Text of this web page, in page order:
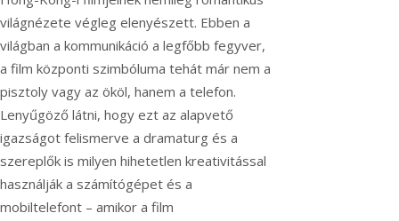
világnézete végleg elenyészett. Ebben a
világban a kommunikáció a legfőbb fegyver,
a film központi szimbóluma tehát már nem a
pisztoly vagy az ököl, hanem a telefon.
Lenyűgöző látni, hogy ezt az alapvető
igazságot felismerve a dramaturg és a
szereplők is milyen hihetetlen kreativitással
használják a számítógépet és a
mobiltelefont – amikor a film